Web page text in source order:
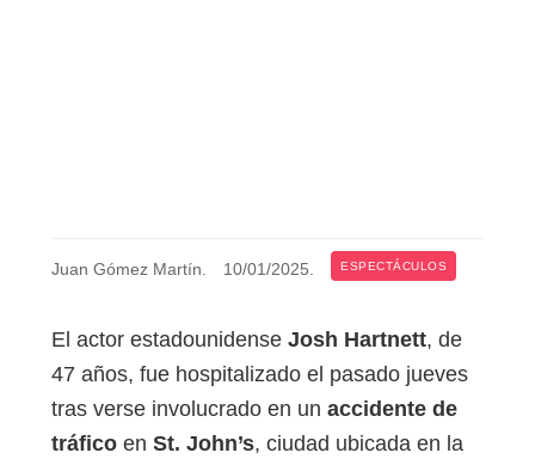
Juan Gómez Martín. 10/01/2025. ESPECTÁCULOS
El actor estadounidense Josh Hartnett, de
47 años, fue hospitalizado el pasado jueves
tras verse involucrado en un accidente de
tráfico en St. John’s, ciudad ubicada en la